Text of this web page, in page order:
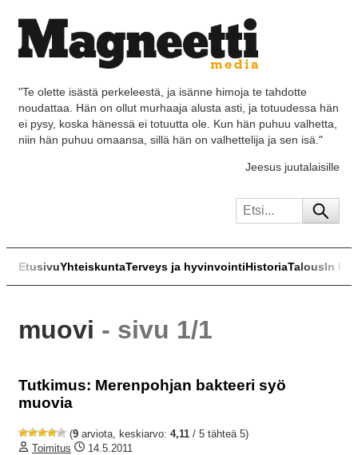
"Te olette isästä perkeleestä, ja isänne himoja te tahdotte
noudattaa. Hän on ollut murhaaja alusta asti, ja totuudessa hän
ei pysy, koska hänessä ei totuutta ole. Kun hän puhuu valhetta,
niin hän puhuu omaansa, sillä hän on valhettelija ja sen isä."
Jeesus juutalaisille
EtusivuYhteiskuntaTerveys ja hyvinvointiHistoriaTalousIn
muovi - sivu 1/1
Tutkimus: Merenpohjan bakteeri syö
muovia
(9 arviota, keskiarvo: 4,11 / 5 tähteä 5)
Toimitus
14.5.2011